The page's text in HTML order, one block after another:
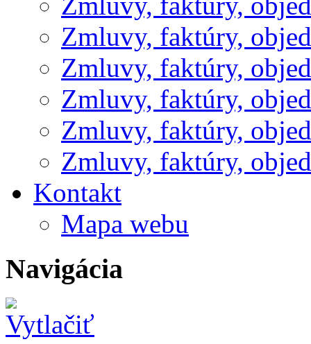
Zmluvy, faktúry,
Zmluvy, faktúry,
Zmluvy, faktúry,
Zmluvy, faktúry,
Zmluvy, faktúry,
Kontakt
Mapa webu
Navigácia